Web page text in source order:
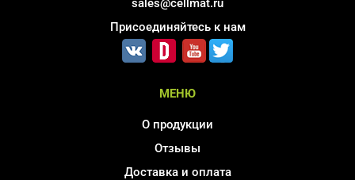
Присоединяйтесь к нам
МЕНЮ
О продукции
Отзывы
Доставка и оплата